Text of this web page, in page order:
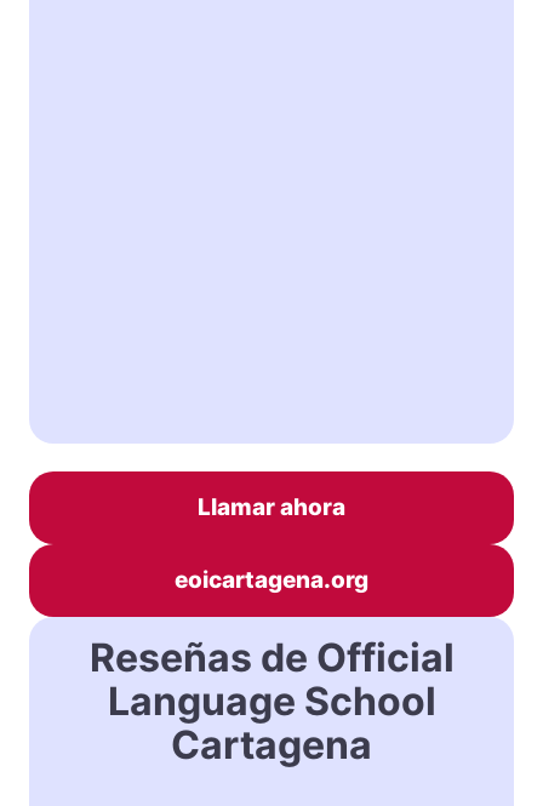
Llamar ahora
eoicartagena.org
Reseñas de Official
Language School
Cartagena